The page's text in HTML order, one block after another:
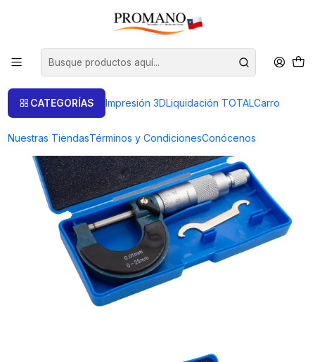
CATEGORÍAS Impresión 3DLiquidación TOTALCarro
Nuestras TiendasTérminos y CondicionesConócenos
Herramientas Medidores
Micrómetro analógico exterior 0-25 mm